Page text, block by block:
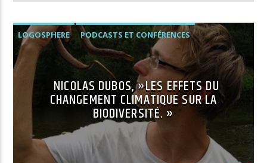
LOGOSPHERE PODCASTS ET CONFÉRENCES
NICOLAS DUBOS, »LES EFFETS DU
CHANGEMENT CLIMATIQUE SUR LA
BIODIVERSITÉ. »